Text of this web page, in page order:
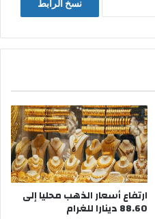
نسخ الرابط
ارتفاع أسعار الذهب محليا إلى
88.60 دينارا للغرام